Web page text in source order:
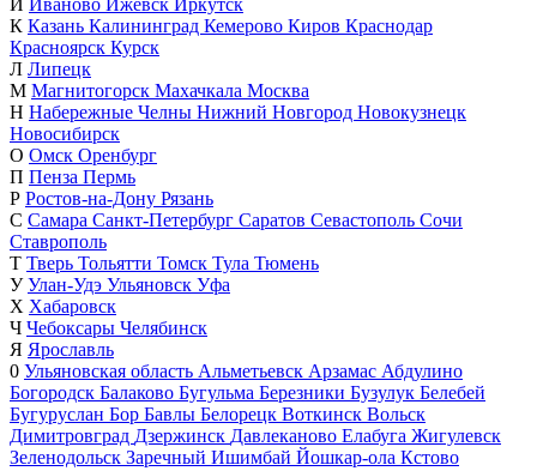
К Казань Калининград Кемерово Киров Краснодар
Красноярск Курск
Л Липецк
М Магнитогорск Махачкала Москва
Н Набережные Челны Нижний Новгород Новокузнецк
Новосибирск
О Омск Оренбург
П Пенза Пермь
Р Ростов-на-Дону Рязань
С Самара Санкт-Петербург Саратов Севастополь Сочи
Ставрополь
Т Тверь Тольятти Томск Тула Тюмень
У Улан-Удэ Ульяновск Уфа
Х Хабаровск
Ч Чебоксары Челябинск
Я Ярославль
0 Ульяновская область Альметьевск Арзамас Абдулино
Богородск Балаково Бугульма Березники Бузулук Белебей
Бугуруслан Бор Бавлы Белорецк Воткинск Вольск
Димитровград Дзержинск Давлеканово Елабуга Жигулевск
Зеленодольск Заречный Ишимбай Йошкар-ола Кстово